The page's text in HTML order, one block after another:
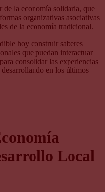
de la economía solidaria, que
organizativas asociativas
de la economía tradicional.
hoy construir saberes
que puedan interactuar
consolidar las experiencias
en los últimos
Local